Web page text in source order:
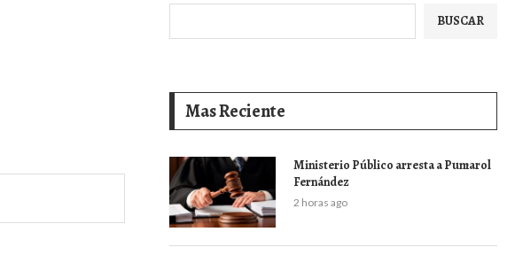
BUSCAR
Mas Reciente
Ministerio Público arresta a Pumarol
Fernández
2 horas ago